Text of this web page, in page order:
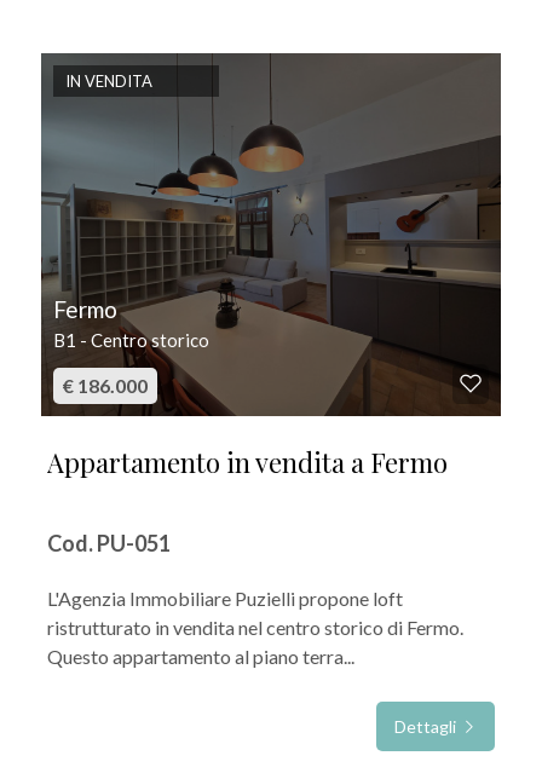
IN VENDITA
Fermo
B1 - Centro storico
€ 186.000
Appartamento in vendita a Fermo
Cod. PU-051
L'Agenzia Immobiliare Puzielli propone loft
ristrutturato in vendita nel centro storico di Fermo.
Questo appartamento al piano terra...
Dettagli